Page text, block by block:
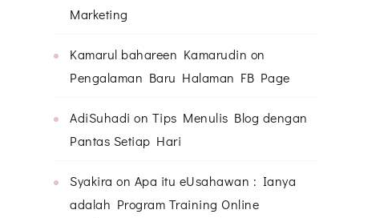
Marketing
Kamarul bahareen Kamarudin on
Pengalaman Baru Halaman FB Page
AdiSuhadi on Tips Menulis Blog dengan
Pantas Setiap Hari
Syakira on Apa itu eUsahawan : Ianya
adalah Program Training Online